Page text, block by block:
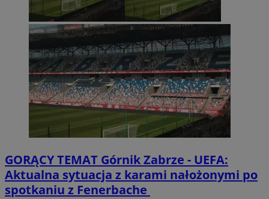
GORĄCY TEMAT Górnik Zabrze - UEFA:
Aktualna sytuacja z karami nałożonymi po
spotkaniu z Fenerbache